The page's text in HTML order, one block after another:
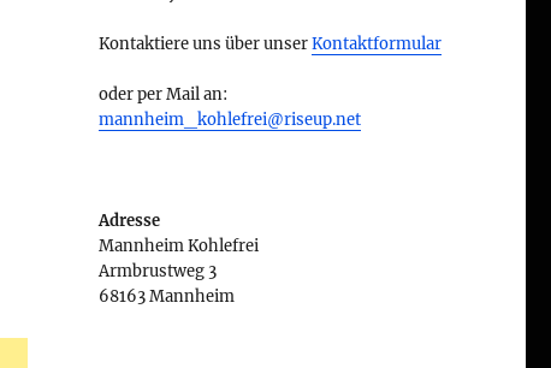
Kontaktiere uns über unserKontaktformular
oder per Mail an:
mannheim_kohlefrei@riseup.net
Adresse
Mannheim Kohlefrei
Armbrustweg 3
68163 Mannheim